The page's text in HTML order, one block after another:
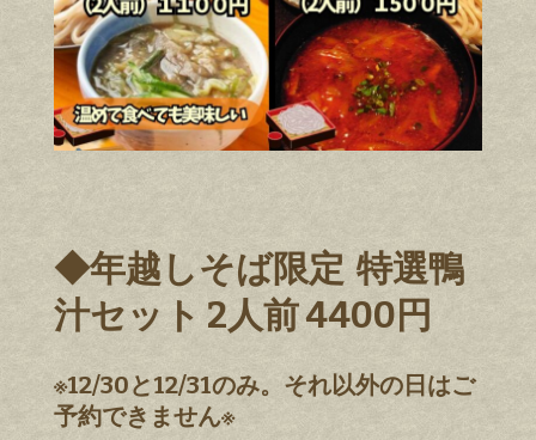
◆年越しそば限定 特選鴨
汁セット 2人前 4400円
※12/30と12/31のみ。それ以外の日はご
予約できません※